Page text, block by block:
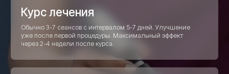
Врач осмотрит, изучит снимки (если есть),
нужна МРТ или УЗИ — сделаем в клинике.